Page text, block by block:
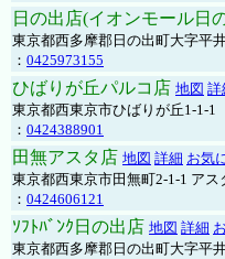
日の出店(イオンモール日
東京都西多摩郡日の出町大字平
： 0425973155
ひばりが丘パルコ店 地図 詳
東京都西東京市ひばりが丘1-1-1
： 0424388901
田無アスタ店 地図 詳細 お気
東京都西東京市田無町2-1-1 ア
： 0424606121
ｿﾌﾄﾊﾞﾝｸ日の出店 地図 詳細
東京都西多摩郡日の出町大字平